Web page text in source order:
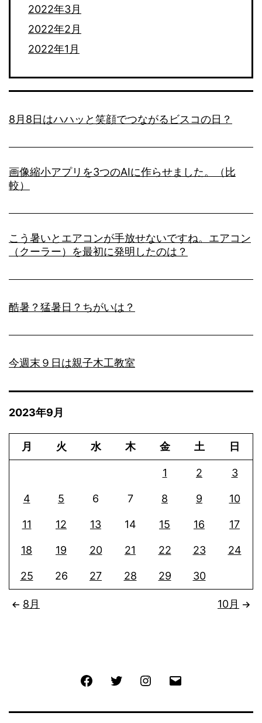
2022年3月
2022年2月
2022年1月
8月8日はハハッと笑顔でつながるビスコの日？
画像縮小アプリを3つのAIに作らせました。（比
較）
こう暑いとエアコンが手放せないですね。エアコン
（クーラー）を最初に発明したのは？
酷暑？猛暑日？ちがいは？
今週末９日は親子木工教室
2023年9月
月 火 水 木 金 土 日
1 2 3
4 5 6 7 8 9 10
11 12 13 14 15 16 17
18 19 20 21 22 23 24
25 26 27 28 29 30
8月 10月
FacebookTwitter Instagram